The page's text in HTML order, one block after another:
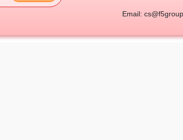
Email: